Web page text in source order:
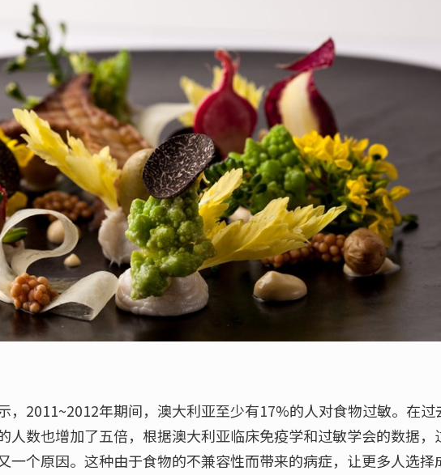
，2011~2012年期间，澳大利亚至少有17%的人对食物过敏。在过
人数也增加了五倍，根据澳大利亚临床免疫学和过敏学会的数据，
一个原因。这种由于食物的不兼容性而带来的病症，让更多人选择